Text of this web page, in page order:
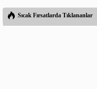
Sıcak Fırsatlarda Tıklananlar